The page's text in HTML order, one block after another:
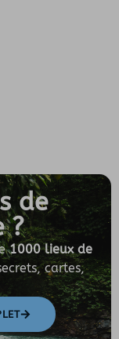
de
?
1000 lieux de
cartes,